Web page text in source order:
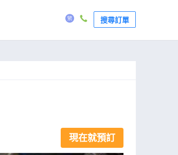
搜尋訂單
現在就預訂